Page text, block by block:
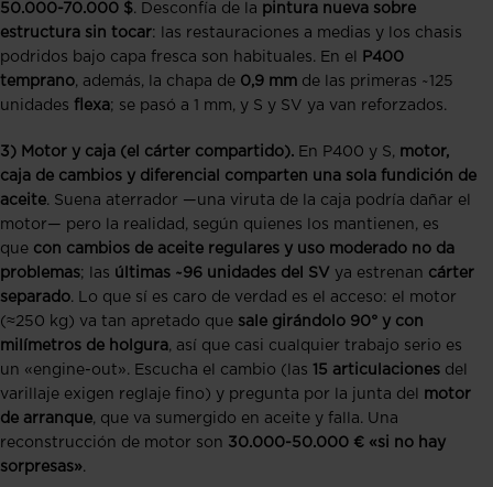
50.000-70.000 $. Desconfía de la pintura nueva sobre
estructura sin tocar: las restauraciones a medias y los chasis
podridos bajo capa fresca son habituales. En el
P400
temprano, además, la chapa de 0,9 mm de las primeras ~125
unidades flexa; se pasó a 1 mm, y S y SV ya van reforzados.
3) Motor y caja (el cárter compartido). En P400 y S, motor,
caja de cambios y diferencial comparten una sola fundición de
aceite. Suena aterrador —una viruta de la caja podría dañar el
motor— pero la realidad, según quienes los mantienen, es
que con cambios de aceite regulares y uso moderado no da
problemas; las últimas ~96 unidades del SV ya estrenan cárter
separado. Lo que sí es caro de verdad es el acceso: el motor
(≈250 kg) va tan apretado que sale girándolo 90° y con
milímetros de holgura, así que casi cualquier trabajo serio es
un «engine-out». Escucha el cambio (las 15 articulaciones del
varillaje exigen reglaje fino) y pregunta por la junta del
motor
de arranque, que va sumergido en aceite y falla. Una
reconstrucción de motor son 30.000-50.000 € «si no hay
sorpresas».